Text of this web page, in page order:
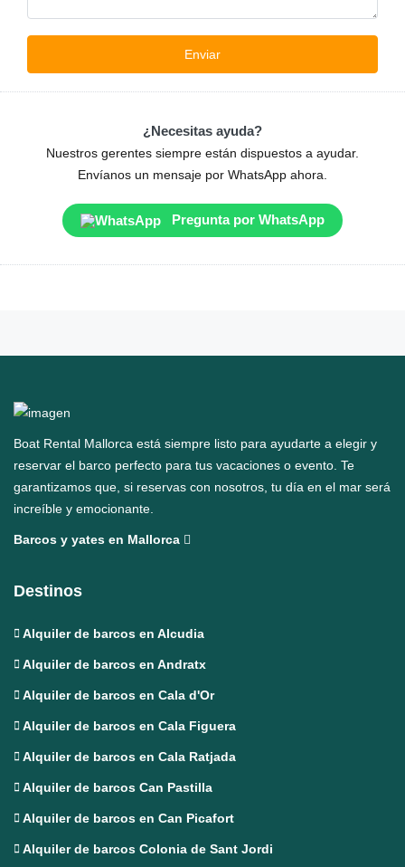
¿Necesitas ayuda?
Nuestros gerentes siempre están dispuestos a ayudar.
Envíanos un mensaje por WhatsApp ahora.
Pregunta por WhatsApp
Boat Rental Mallorca está siempre listo para ayudarte a elegir y
reservar el barco perfecto para tus vacaciones o evento. Te
garantizamos que, si reservas con nosotros, tu día en el mar será
increíble y emocionante.
Barcos y yates en Mallorca
Destinos
Alquiler de barcos en Alcudia
Alquiler de barcos en Andratx
Alquiler de barcos en Cala d'Or
Alquiler de barcos en Cala Figuera
Alquiler de barcos en Cala Ratjada
Alquiler de barcos Can Pastilla
Alquiler de barcos en Can Picafort
Alquiler de barcos Colonia de Sant Jordi